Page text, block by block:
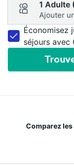
1 Adulte
Ajouter
Économisez
séjours avec